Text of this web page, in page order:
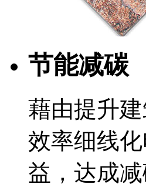
节能减碳
藉由提升
效率细线
益，达成减